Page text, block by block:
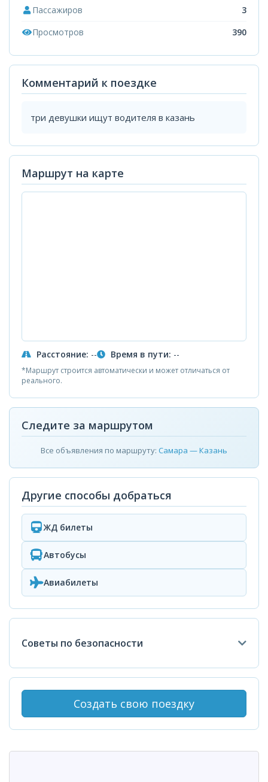
Пассажиров
3
Просмотров
390
Комментарий к поездке
три девушки ищут водителя в казань
Маршрут на карте
Расстояние: -- Время в пути: --
*Маршрут строится автоматически и может отличаться от
реального.
Следите за маршрутом
Все объявления по маршруту: Самара — Казань
Другие способы добраться
ЖД билеты
Автобусы
Авиабилеты
Советы по безопасности
Создать свою поездку